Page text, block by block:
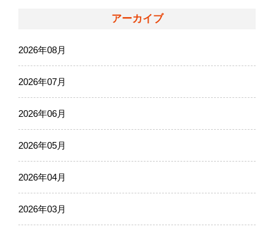
アーカイブ
2026年08月
2026年07月
2026年06月
2026年05月
2026年04月
2026年03月